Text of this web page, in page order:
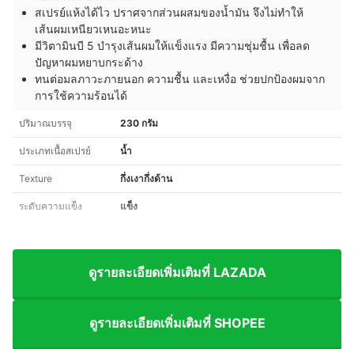
สเปรย์แห้งได้ไว ปราศจากส่วนผสมของน้ำมัน จึงไม่ทำให้
เส้นผมเหนียวเหนอะหนะ
มีวิตามินบี 5 บำรุงเส้นผมให้แข็งแรง มีความชุ่มชื้น เพื่อลด
ปัญหาผมหยาบกระด้าง
ทนต่อมลภาวะภายนอก ความชื้น และเหงื่อ ช่วยปกป้องผมจาก
การใช้ความร้อนได้
ปริมาณบรรจุ 230 กรัม
ประเภทเนื้อสเปรย์ น้ำ
Texture กึ่งเงากึ่งด้าน
ระดับความแข็ง แข็ง
ดูรายละเอียดเพิ่มเติมที่ LAZADA
ดูรายละเอียดเพิ่มเติมที่ SHOPEE